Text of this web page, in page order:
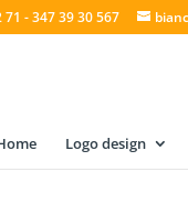
71 - 347 39 30 567
Logo design